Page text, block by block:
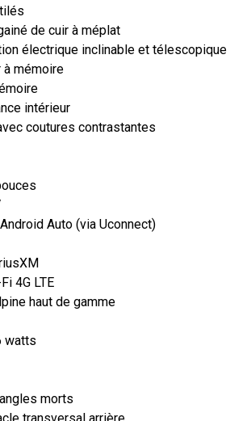
de cuir à méplat
électrique inclinable et télescopique
à mémoire
intérieur
coutures contrastantes
Auto (via Uconnect)
4G LTE
haut de gamme
watts
morts